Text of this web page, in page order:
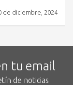
de diciembre, 2024
tu email
de noticias